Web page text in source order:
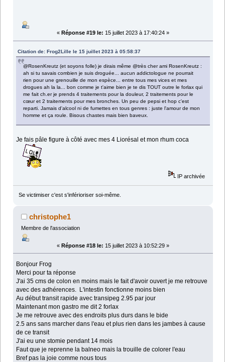
« Réponse #19 le: 15 juillet 2023 à 17:40:24 »
Citation de: Frog2Lille le 15 juillet 2023 à 05:58:37
@RosenKreutz (et soyons folle) je dirais même @très cher ami RosenKreutz :
ah si tu savais combien je suis droguée... aucun addictologue ne pourrait
rien pour une grenouille de mon espèce... entre tous mes vices et mes
drogues ah la la... bon comme je t'aime bien je te dis TOUT outre le forlax qui
me fait ch.er je prends 4 traitements pour la douleur, 2 traitements pour le
cœur et 2 traitements pour mes bronches. Un peu de pepsi et hop c'est
reparti. Jamais d'alcool ni de fumettes en tous genres : juste l'amour de mon
homme et ça roule. Bisous chastes mais bien baveux.
Je fais pâle figure à côté avec mes 4 Liorésal et mon rhum coca
IP archivée
Se victimiser c'est s'inférioriser soi-même.
christophe1
Membre de l'association
« Réponse #18 le: 15 juillet 2023 à 10:52:29 »
Bonjour Frog
Merci pour ta réponse
J'ai 35 cms de colon en moins mais le fait d'avoir ouvert je me retrouve
avec des adhérences. L'intestin fonctionne moins bien
Au début transit rapide avec transipeg 2.95 par jour
Maintenant mon gastro me dit 2 forlax
Je me retrouve avec des endroits plus durs dans le bide
2.5 ans sans marcher dans l'eau et plus rien dans les jambes à cause
de ce transit
J'ai eu une stomie pendant 14 mois
Faut que je reprenne la balneo mais la trouille de colorer l'eau
Bref pas la joie comme nous tous